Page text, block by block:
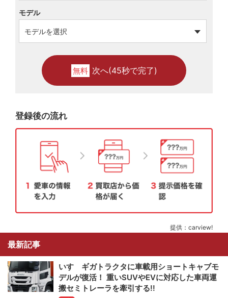
モデル
無料 次へ(45秒で完了)
登録後の流れ
提供：carview!
最新記事
いすゞギガトラクタに車載用ショートキャブモ
デルが復活！ 重いSUVやEVに対応した車両運
搬セミトレーラを牽引する!!